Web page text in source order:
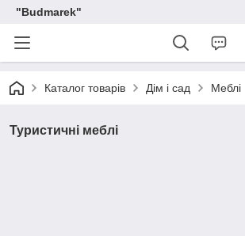
"Budmarek"
Каталог товарів Дім і сад Меблі
Туристичні меблі